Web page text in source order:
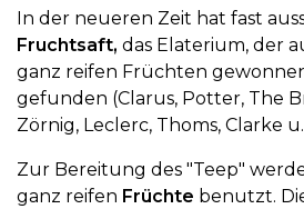
In der neueren Zeit hat fast
Fruchtsaft, das Elaterium, der
ganz reifen Früchten
gefunden (Clarus, Potter, The
Zörnig, Leclerc, Thoms, Clarke u.
Zur Bereitung des "Teep"
ganz reifen Früchte benutzt.